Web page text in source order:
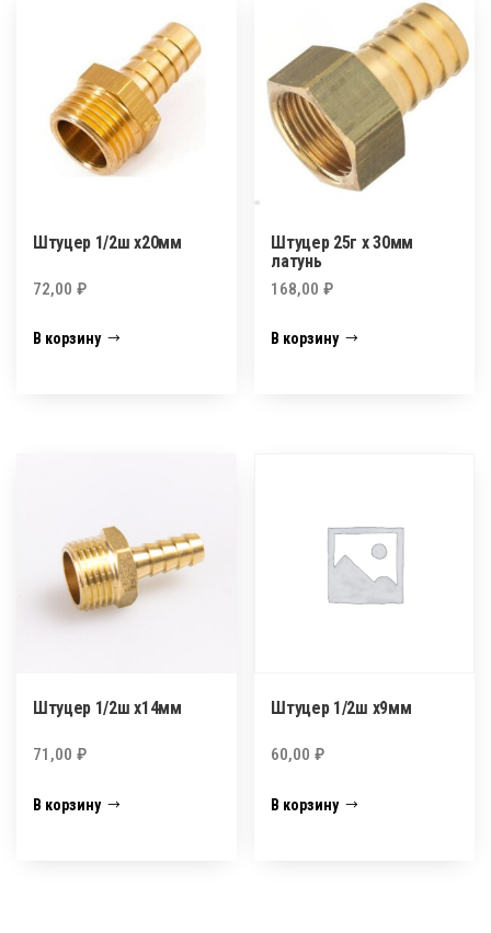
Штуцер 1/2ш х20мм
72,00 ₽
В корзину
Штуцер 25г х 30мм
латунь
168,00₽
В корзину
Штуцер 1/2ш х14мм
71,00 ₽
В корзину
Штуцер 1/2ш х9мм
60,00₽
В корзину